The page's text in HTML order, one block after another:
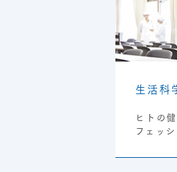
生活
ヒトの
フェッ